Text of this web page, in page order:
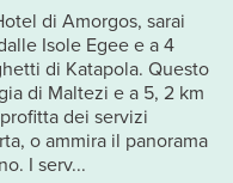
di Amorgos, sarai
Isole Egee e a 4
di Katapola. Questo
di Maltezi e a 5, 2 km
dei servizi
o ammira il panorama
I serv...